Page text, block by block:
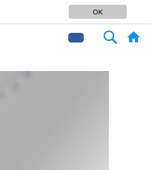
OK
SERVICEPLATTFORM FÜR LOGISTIK
Search